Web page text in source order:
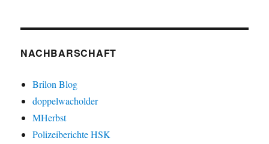
NACHBARSCHAFT
Brilon Blog
doppelwacholder
MHerbst
Polizeiberichte HSK